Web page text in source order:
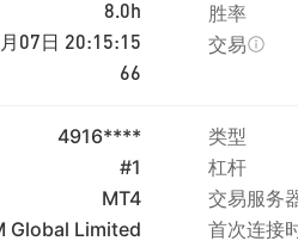
8.0h 胜率
07日 20:15:15 交易
66
4916**** 类型
#1 杠杆
MT4 交易服务
Global Limited 首次连接